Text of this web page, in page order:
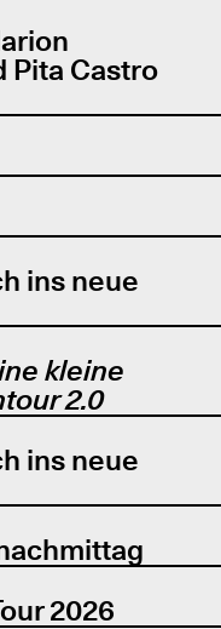
Pita Castro
ins neue
kleine
2.0
ins neue
2026